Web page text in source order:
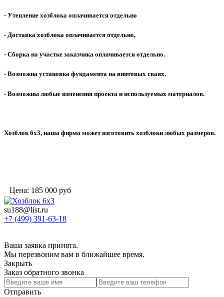
- Утепление хозблока оплачивается отдельно
- Доставка хозблока оплачивается отдельно,
- Сборка на участке заказчика оплачивается отдельно.
- Возможна установка фундамента на винтовых сваях.
- Возможны любые изменения проекта и используемых материалов.
Хозблок 6х3, наша фирма может изготовить хозблоки любых размеров.
Цена: 185 000 руб
su188@list.ru
+7 (499) 391-63-18
Ваша заявка принята.
Мы перезвоним вам в ближайшее время.
Закрыть
Заказ обратного звонка
Отправить